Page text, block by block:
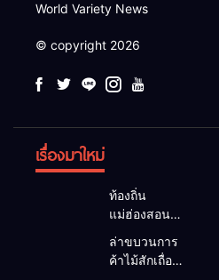
World Variety News
© copyright 2026
เรื่องมาใหม่
ท้องถิ่น
แม่ฮ่องสอน
ประชาชน นา
ยกฯ อบต.-
ล่าขบวนการ
ค้าไม้สักเถื่อน